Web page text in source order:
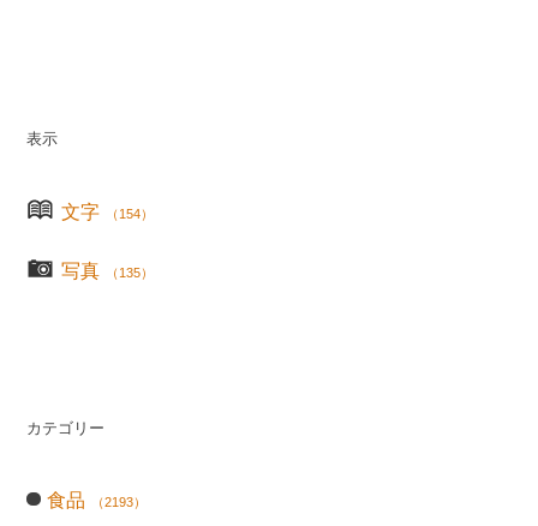
表示
文字 （154）
写真 （135）
カテゴリー
食品 （2193）